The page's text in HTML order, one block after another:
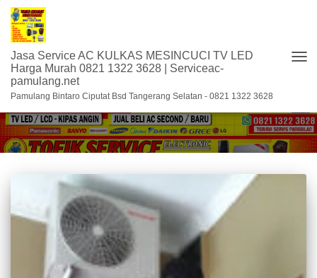
Jasa Service AC KULKAS MESINCUCI TV LED
Harga Murah 0821 1322 3628 | Serviceac-
pamulang.net
Pamulang Bintaro Ciputat Bsd Tangerang Selatan - 0821 1322 3628
service Ac Daikin di pamulang